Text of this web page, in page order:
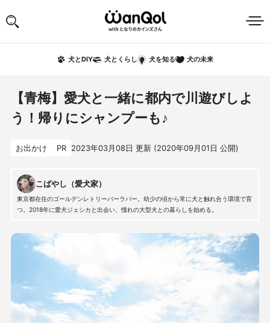
犬とDIY 犬とくらし 犬を知る 犬の未来
【青梅】愛犬と一緒に都内で川遊びしよ
う！帰りにシャンプーも♪
お出かけ PR 2023年03月08日 更新 (2020年09月01日 公開)
こばやし（愛犬家）
東京都在住のゴールデンレトリーバーラバー。幼少の頃から常に犬と触れ合う環境で育
つ。2018年に愛犬ジェシカと出会い、憧れの大型犬との暮らしを始める。